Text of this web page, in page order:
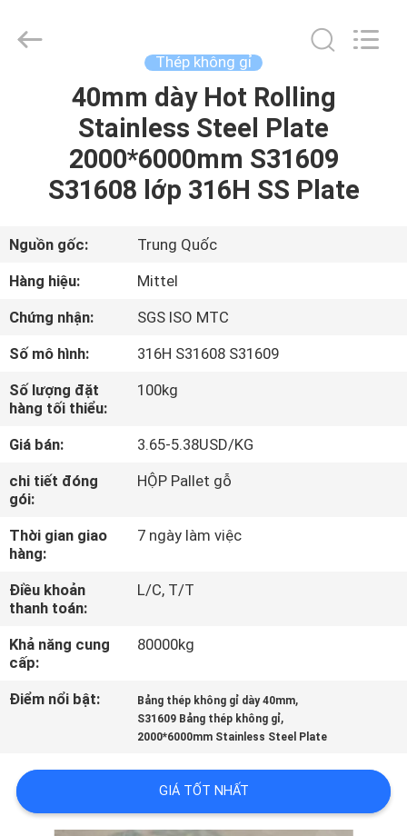
TRANG
CÁC
PHẨM
VỀ
TÔI
THAM
QUAN
NHÀ
KIỂM
SOÁT
CHẤT
LƯỢNG
CHÚNG
TÔI
STEEL
INDUSTRIAL
Thép không gỉ
40mm dày Hot Rolling
Stainless Steel Plate
2000*6000mm S31609
S31608 lớp 316H SS Plate
Nguồn gốc:
Trung Quốc
Hàng hiệu:
Mittel
Chứng nhận:
SGS ISO MTC
Số mô hình:
316H S31608 S31609
Số lượng đặt
hàng tối thiểu:
100kg
Giá bán:
3.65-5.38USD/KG
chi tiết đóng
gói:
HỘP Pallet gỗ
Thời gian giao
hàng:
7 ngày làm việc
Điều khoản
thanh toán:
L/C, T/T
Khả năng cung
cấp:
80000kg
Điểm nổi bật: Bảng thép không gỉ dày 40mm,
S31609 Bảng thép không gỉ,
2000*6000mm Stainless Steel Plate
GIÁ TỐT NHẤT